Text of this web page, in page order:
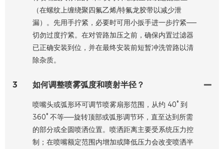
（在螺纹上缠绕聚四氟乙烯/特氟龙胶带以减少泄
漏）。先用手拧紧，必要时可用小扳手进一步拧紧——
切勿过度拧紧。在对管路加压之前，确保内置过滤器
已正确安装到位，并在最终安装前短暂冲洗管路以清
除杂质。
3 如何调整喷雾弧度和喷射半径？
喷嘴头或弧形环可调节喷雾扇形范围，从约 40° 到
360° 不等——旋转顶部或弧形调节环，直至达到所需
的部分或全圆喷洒位置。喷洒距离主要受系统压力控
制；在喷嘴额定范围内增加或降低压力会改变喷洒半